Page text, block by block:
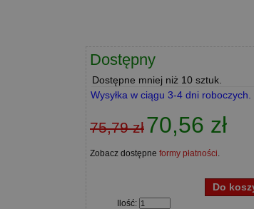
Dostępny
Dostępne mniej niż 10 sztuk.
Wysyłka w ciągu 3-4 dni roboczych.
75,79 zł70,56 zł
Zobacz dostępne formy płatności.
Ilość: